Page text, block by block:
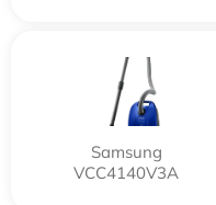
Samsung
VCC4140V3A